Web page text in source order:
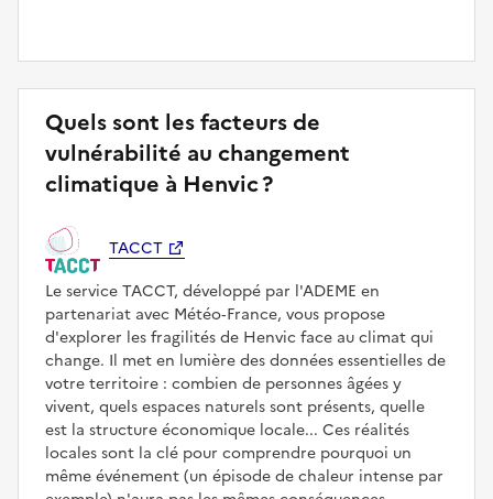
Quels sont les facteurs de
vulnérabilité au changement
climatique à Henvic ?
TACCT
Le service TACCT, développé par l'ADEME en
partenariat avec Météo‑France, vous propose
d'explorer les fragilités de Henvic face au climat qui
change. Il met en lumière des données essentielles de
votre territoire : combien de personnes âgées y
vivent, quels espaces naturels sont présents, quelle
est la structure économique locale... Ces réalités
locales sont la clé pour comprendre pourquoi un
même événement (un épisode de chaleur intense par